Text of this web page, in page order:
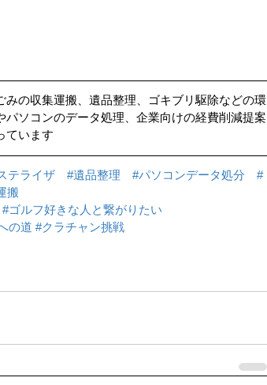
の収集運搬、遺品整理、ゴキブリ駆除などの環
ソコンのデータ処理、企業向けの経費削減提案
ています
テライザ #遺品整理 #パソコンデータ処分
#
搬
#ゴルフ好きな人と繋がりたい
の道 #クラチャン挑戦